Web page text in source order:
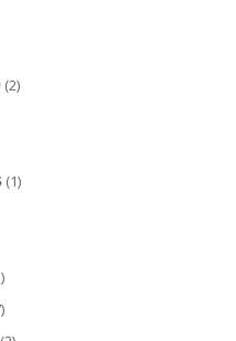
(2)
(1)